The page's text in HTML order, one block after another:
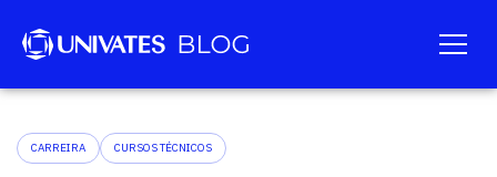
CARREIRA CURSOS TÉCNICOS